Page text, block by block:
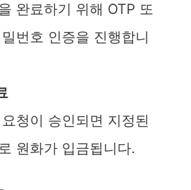
완료하기 위해 OTP 또
번호 인증을 진행합니
청이 승인되면 지정된
원화가 입금됩니다.